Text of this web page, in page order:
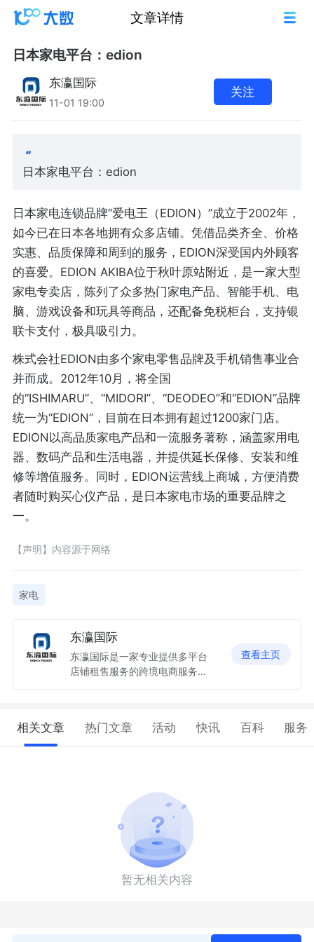
文章详情
日本家电平台：edion
东瀛国际
11-01 19:00
关注
日本家电平台：edion
日本家电连锁品牌“爱电王（EDION）”成立于2002年，
如今已在日本各地拥有众多店铺。凭借品类齐全、价格
实惠、品质保障和周到的服务，EDION深受国内外顾客
的喜爱。EDION AKIBA位于秋叶原站附近，是一家大型
家电专卖店，陈列了众多热门家电产品、智能手机、电
脑、游戏设备和玩具等商品，还配备免税柜台，支持银
联卡支付，极具吸引力。
株式会社EDION由多个家电零售品牌及手机销售事业合
并而成。2012年10月，将全国
的“ISHIMARU”、“MIDORI”、“DEODEO”和“EDION”品牌
统一为“EDION”，目前在日本拥有超过1200家门店。
EDION以高品质家电产品和一流服务著称，涵盖家用电
器、数码产品和生活电器，并提供延长保修、安装和维
修等增值服务。同时，EDION运营线上商城，方便消费
者随时购买心仪产品，是日本家电市场的重要品牌之
一。
【声明】内容源于网络
家电
东瀛国际
东瀛国际是一家专业提供多平台
店铺租售服务的跨境电商服务公
境商家提供日本本土店铺服务。
我们致力于整合行业上下游资
查看主页
相关文章 热门文章 活动 快讯 百科 服务
暂无相关内容